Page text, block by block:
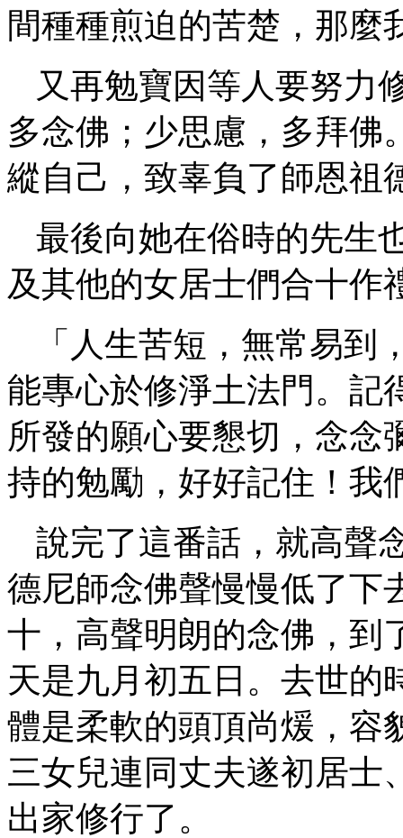
間種種煎迫的苦楚，那麼
又再勉寶因等人要努力
多念佛；少思慮，多拜佛
縱自己，致辜負了師恩祖
最後向她在俗時的先生
及其他的女居士們合十作
「人生苦短，無常易
能專心於修淨土法門。記
所發的願心要懇切，念念
持的勉勵，好好記住！我
說完了這番話，就高聲
德尼師念佛聲慢慢低了下
十，高聲明朗的念佛，到
天是九月初五日。去世的
體是柔軟的頭頂尚煖，容
三女兒連同丈夫遂初居士
出家修行了。